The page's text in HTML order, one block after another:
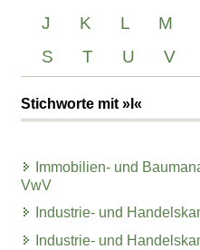
J
K L M
S
T U V
Stichworte mit »I«
Immobilien- und
VwV
Industrie- und
Industrie- und